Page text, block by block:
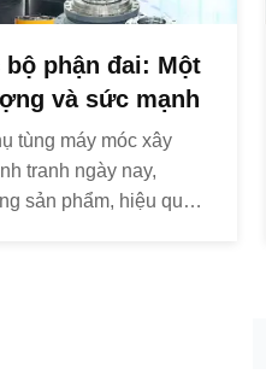
bộ phận đai: Một
và sức mạnh
tùng máy móc xây
tranh ngày nay,
sản phẩm, hiệu quả